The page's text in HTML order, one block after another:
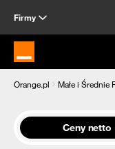
Firmy
Strona główna
Orange.pl Małe i Średnie
Ceny netto